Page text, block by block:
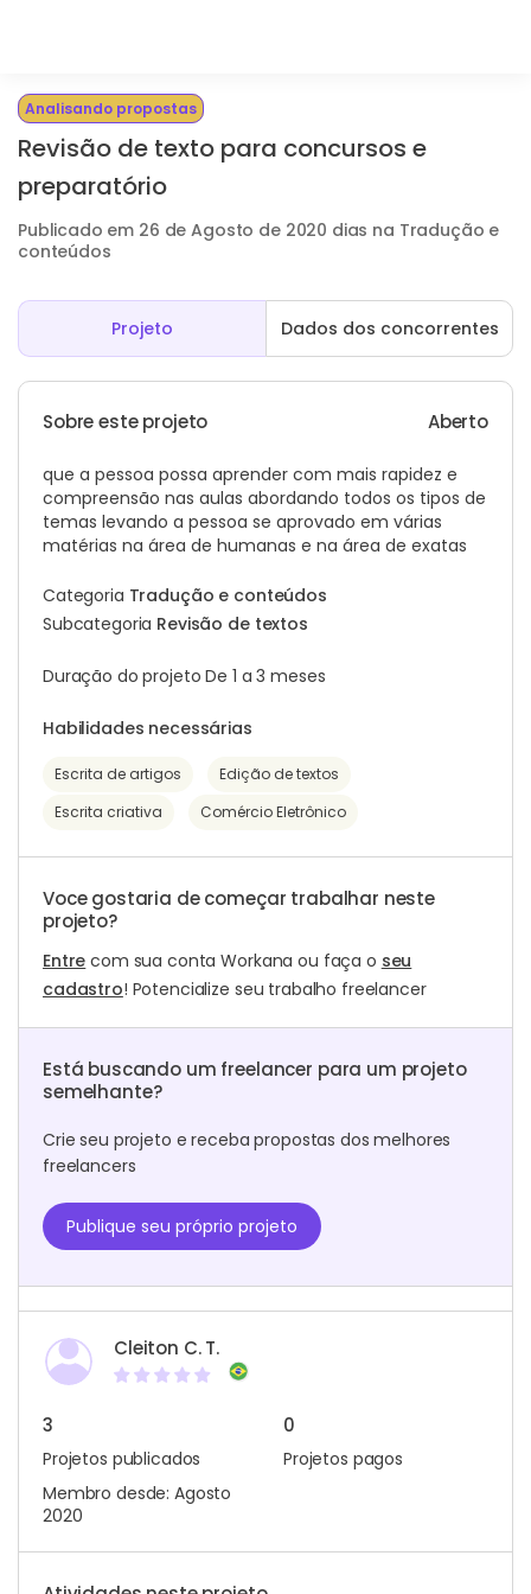
Analisando propostas
Revisão de texto para concursos e
preparatório
Publicado em 26 de Agosto de 2020 dias na Tradução e
conteúdos
Projeto Dados dos concorrentes
Sobre este projeto Aberto
que a pessoa possa aprender com mais rapidez e
compreensão nas aulas abordando todos os tipos de
temas levando a pessoa se aprovado em várias
matérias na área de humanas e na área de exatas
Categoria Tradução e conteúdos
Subcategoria Revisão de textos
Duração do projeto De 1 a 3 meses
Habilidades necessárias
Escrita de artigos
Edição de textos
Escrita criativa
Comércio Eletrônico
Voce gostaria de começar trabalhar neste
projeto?
Entre com sua conta Workana ou faça o seu
cadastro! Potencialize seu trabalho freelancer
Está buscando um freelancer para um projeto
semelhante?
Crie seu projeto e receba propostas dos melhores
freelancers
Publique seu próprio projeto
Cleiton C. T.
3
Projetos publicados
0
Projetos pagos
Membro desde: Agosto
2020